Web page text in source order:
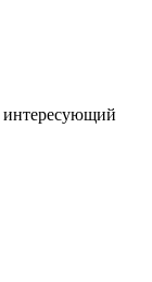
интересующий